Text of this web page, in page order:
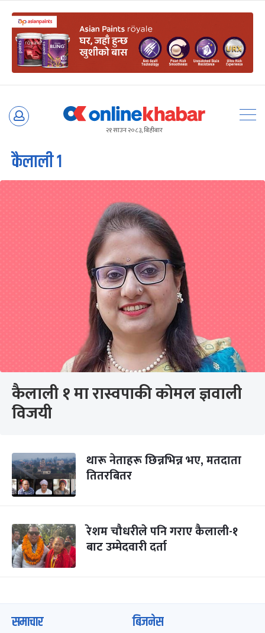
Skip
२१ साउन २०८३, बिहीबार
कैलाली १
कैलाली १ मा रास्वपाकी कोमल ज्ञवाली
विजयी
थारू नेताहरू छिन्नभिन्न भए, मतदाता
तितरबितर
रेशम चौधरीले पनि गराए कैलाली-१
बाट उम्मेदवारी दर्ता
समाचार बिजनेस